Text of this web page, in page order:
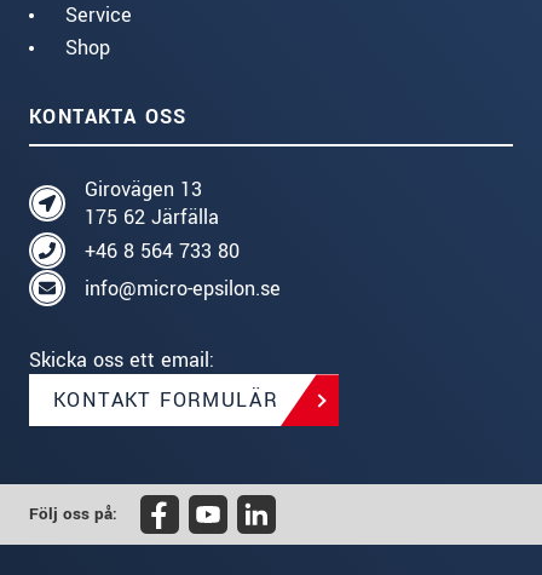
Service
Shop
KONTAKTA OSS
Girovägen 13
175 62 Järfälla
+46 8 564 733 80
info@micro-epsilon.se
Skicka oss ett email:
KONTAKT FORMULÄR
Följ oss på: